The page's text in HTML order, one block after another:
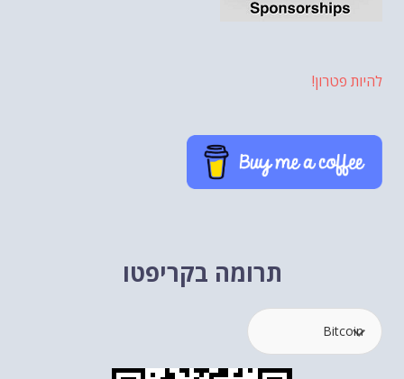
להיות פטרון!
תרומה בקריפטו